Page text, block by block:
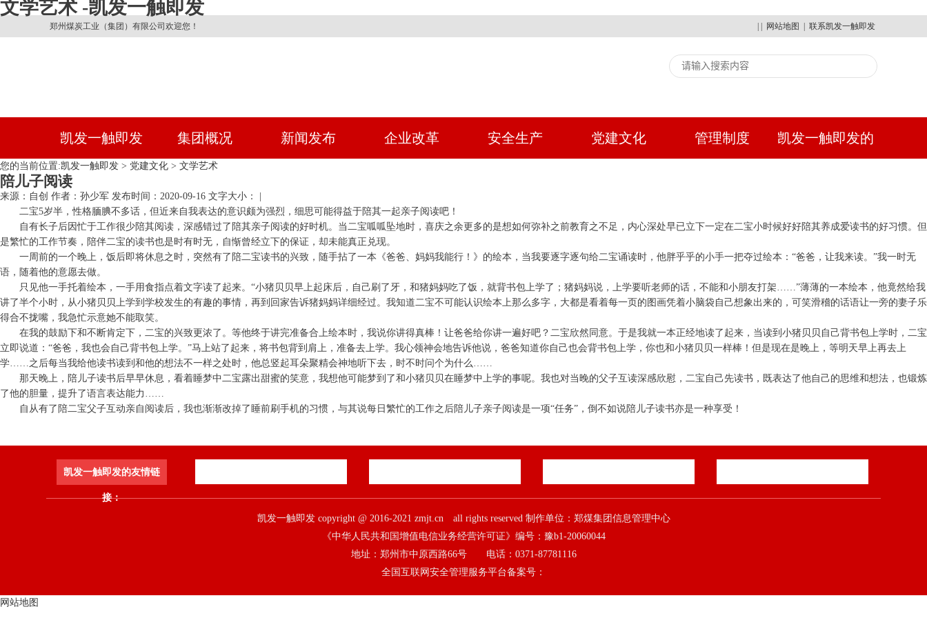
文学艺术 -凯发一触即发
郑州煤炭工业（集团）有限公司欢迎您！ 网站地图 联系凯发一触即发
凯发一触即发 集团概况 新闻发布 企业改革 安全生产 党建文化 管理制度 凯发一触即发的
您的当前位置:凯发一触即发 > 党建文化 > 文学艺术
陪儿子阅读
来源：自创 作者：孙少军 发布时间：2020-09-16 文字大小： |
二宝5岁半，性格腼腆不多话，但近来自我表达的意识颇为强烈，细思可能得益于陪其一起亲子阅读吧！
自有长子后因忙于工作很少陪其阅读，深感错过了陪其亲子阅读的好时机。当二宝呱呱坠地时，喜庆之余更多的是想如何弥补之前教育之不足，内心深处早已立下一定在二宝小时候好好陪其养成爱读书的好习惯。但
是繁忙的工作节奏，陪伴二宝的读书也是时有时无，自惭曾经立下的保证，却未能真正兑现。
一周前的一个晚上，饭后即将休息之时，突然有了陪二宝读书的兴致，随手拈了一本《爸爸、妈妈我能行！》的绘本，当我要逐字逐句给二宝诵读时，他胖乎乎的小手一把夺过绘本：“爸爸，让我来读。”我一时无
语，随着他的意愿去做。
只见他一手托着绘本，一手用食指点着文字读了起来。“小猪贝贝早上起床后，自己刷了牙，和猪妈妈吃了饭，就背书包上学了；猪妈妈说，上学要听老师的话，不能和小朋友打架……”薄薄的一本绘本，他竟然给我
讲了半个小时，从小猪贝贝上学到学校发生的有趣的事情，再到回家告诉猪妈妈详细经过。我知道二宝不可能认识绘本上那么多字，大都是看着每一页的图画凭着小脑袋自己想象出来的，可笑滑稽的话语让一旁的妻子乐
得合不拢嘴，我急忙示意她不能取笑。
在我的鼓励下和不断肯定下，二宝的兴致更浓了。等他终于讲完准备合上绘本时，我说你讲得真棒！让爸爸给你讲一遍好吧？二宝欣然同意。于是我就一本正经地读了起来，当读到小猪贝贝自己背书包上学时，二宝
立即说道：“爸爸，我也会自己背书包上学。”马上站了起来，将书包背到肩上，准备去上学。我心领神会地告诉他说，爸爸知道你自己也会背书包上学，你也和小猪贝贝一样棒！但是现在是晚上，等明天早上再去上
学……之后每当我给他读书读到和他的想法不一样之处时，他总竖起耳朵聚精会神地听下去，时不时问个为什么……
那天晚上，陪儿子读书后早早休息，看着睡梦中二宝露出甜蜜的笑意，我想他可能梦到了和小猪贝贝在睡梦中上学的事呢。我也对当晚的父子互读深感欣慰，二宝自己先读书，既表达了他自己的思维和想法，也锻炼
了他的胆量，提升了语言表达能力……
自从有了陪二宝父子互动亲自阅读后，我也渐渐改掉了睡前刷手机的习惯，与其说每日繁忙的工作之后陪儿子亲子阅读是一项“任务”，倒不如说陪儿子读书亦是一种享受！
凯发一触即发的友情链
接：
凯发一触即发 copyright @ 2016-2021 zmjt.cn all rights reserved 制作单位：郑煤集团信息管理中心
《中华人民共和国增值电信业务经营许可证》编号：豫b1-20060044
地址：郑州市中原西路66号 电话：0371-87781116
全国互联网安全管理服务平台备案号：
网站地图